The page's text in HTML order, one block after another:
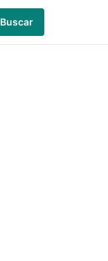
Buscar